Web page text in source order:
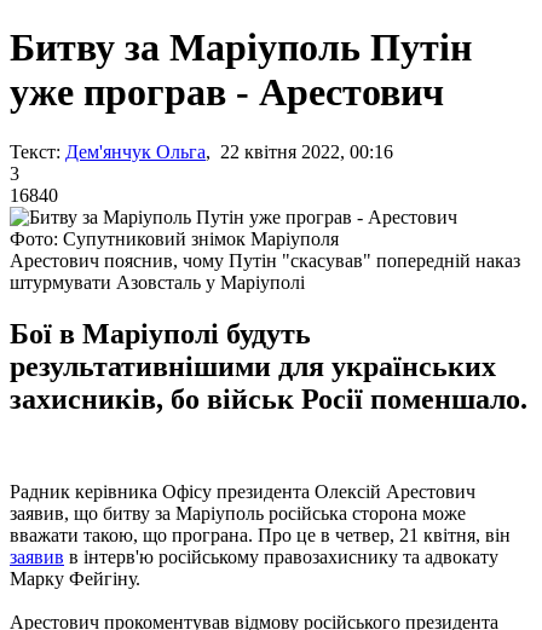
Битву за Маріуполь Путін
уже програв - Арестович
Текст: Дем'янчук Ольга, 22 квітня 2022, 00:16
3
16840
Фото: Супутниковий знімок Маріуполя
Арестович пояснив, чому Путін "скасував" попередній наказ
штурмувати Азовсталь у Маріуполі
Бої в Маріуполі будуть
результативнішими для українських
захисників, бо військ Росії поменшало.
Радник керівника Офісу президента Олексій Арестович
заявив, що битву за Маріуполь російська сторона може
вважати такою, що програна. Про це в четвер, 21 квітня, він
заявив в інтерв'ю російському правозахиснику та адвокату
Марку Фейгіну.
Арестович прокоментував відмову російського президента